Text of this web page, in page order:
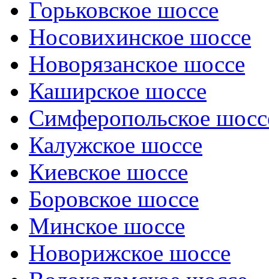
Горьковское шоссе
Носовихинское шоссе
Новорязанское шоссе
Каширское шоссе
Симферопольское
Калужское шоссе
Киевское шоссе
Боровское шоссе
Минское шоссе
Новорижское шоссе